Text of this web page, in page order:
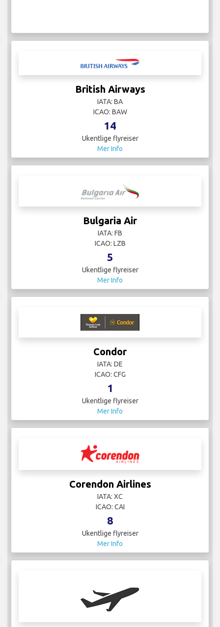
British Airways
IATA: BA
ICAO: BAW
14
Ukentlige flyreiser
Mer Info
Bulgaria Air
IATA: FB
ICAO: LZB
5
Ukentlige flyreiser
Mer Info
Condor
IATA: DE
ICAO: CFG
1
Ukentlige flyreiser
Mer Info
Corendon Airlines
IATA: XC
ICAO: CAI
8
Ukentlige flyreiser
Mer Info
DAS Private Jets
IATA: